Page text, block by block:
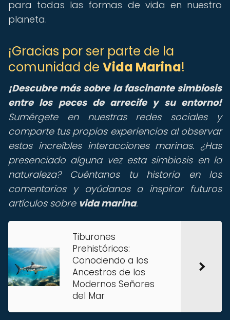
para todas las formas de vida en nuestro
planeta.
¡Gracias por ser parte de la
comunidad de Vida Marina!
¡Descubre más sobre la fascinante simbiosis
entre los peces de arrecife y su entorno!
Sumérgete en nuestras redes sociales y
comparte tus propias experiencias al observar
estas increíbles interacciones marinas. ¿Has
presenciado alguna vez esta simbiosis en la
naturaleza? Cuéntanos tu historia en los
comentarios y ayúdanos a inspirar futuros
artículos sobre vida marina.
Tiburones
Prehistóricos:
Conociendo a los
Ancestros de los
Modernos Señores
del Mar